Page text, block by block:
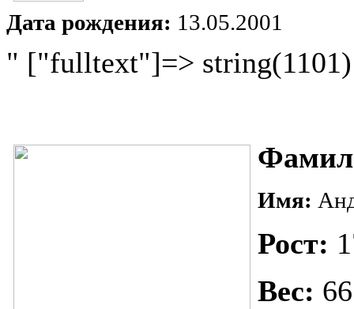
Дата рождения: 13.05.2001
" ["fulltext"]=>
Имя:
Рост:
Вес: